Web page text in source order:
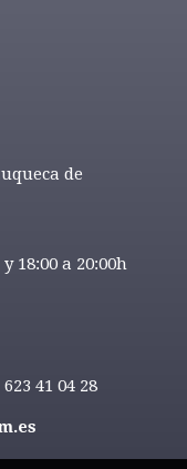
de
18:00 a 20:00h
41 04 28